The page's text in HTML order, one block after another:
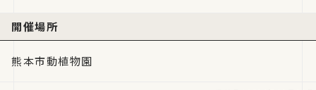
開催場所
熊本市動植物園